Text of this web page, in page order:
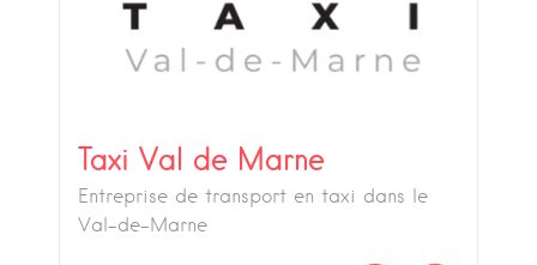
Taxi Val de Marne
Entreprise de transport en taxi dans le
Val-de-Marne